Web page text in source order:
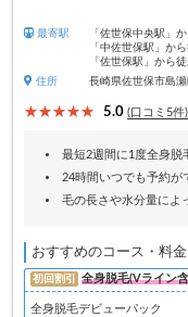
最寄駅
「佐世保中央駅」
「中佐世保駅」か
「佐世保駅」から
住所
長崎県佐世保市島
5.0 (口コミ5件)
最短2週間に1度全身脱
24時間いつでも予約が
毛の長さや水分量によ
おすすめのコース・料金
初回割引 全身脱毛(Vライン
全身脱毛デビューパック